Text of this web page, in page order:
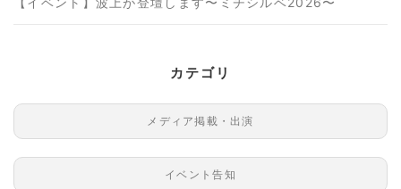
カテゴリ
メディア掲載・出演
イベント告知